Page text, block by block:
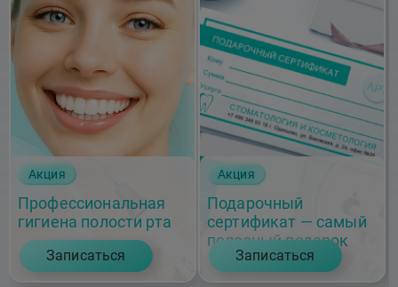
Акция
Профессиональная
гигиена полости рта
Записаться
Акция
Подарочный
сертификат — самый
полезный подарок
Записаться